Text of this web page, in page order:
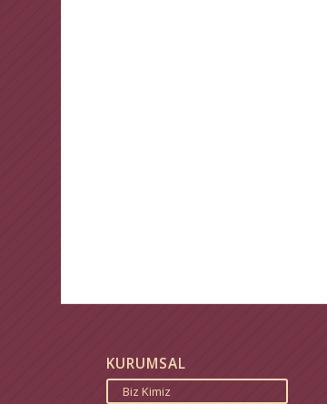
KURUMSAL
Biz Kimiz